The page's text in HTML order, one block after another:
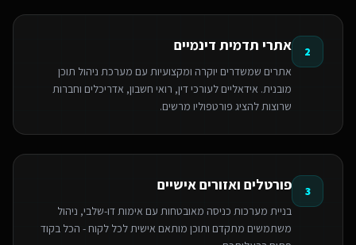
2 אתרי תדמית דינמיים
אתרים שמשדרים יוקרה ומקצועיות עם מערכת ניהול תוכן
מובנית. אידאליים לעורכי דין, רואי חשבון, אדריכלים וחברות
שרוצות להציג פורטפוליו מרשים.
3 פורטלים ואזורים אישיים
בניית מערכות כניסה מאובטחות עם אימות דו-שלבי, ניהול
משתמשים מתקדם ותוכן מותאם אישית לכל לקוח - הכל בקוד